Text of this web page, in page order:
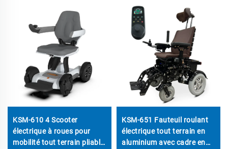
KSM-610 4 Scooter
électrique à roues pour
mobilité tout terrain pliable
KSM-651 Fauteuil roulant
électrique tout terrain en
aluminium avec cadre en